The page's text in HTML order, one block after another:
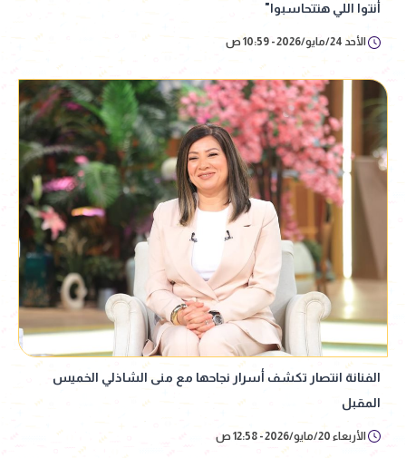
أنتوا اللي هتتحاسبوا"
الأحد 24/مايو/2026 - 10:59 ص
الفنانة انتصار تكشف أسرار نجاحها مع منى الشاذلي الخميس
المقبل
الأربعاء 20/مايو/2026 - 12:58 ص